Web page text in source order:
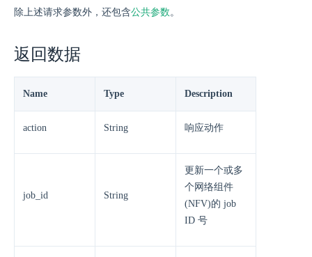
除上述请求参数外，还包含公共参数。
返回数据
Name Type Description
action String 响应动作
job_id String
更新一个或多
个网络组件
(NFV)的 job
ID 号